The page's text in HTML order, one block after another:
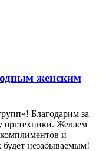
женским
Благодарим за
оргтехники. Желаем
комплиментов и
будет незабываемым!